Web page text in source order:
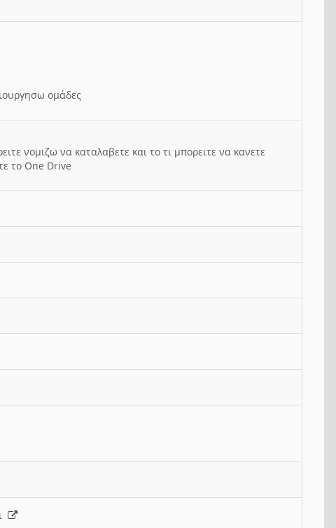
ομάδες
νομιζω να καταλαβετε και το τι μπορειτε να κανετε
το One Drive